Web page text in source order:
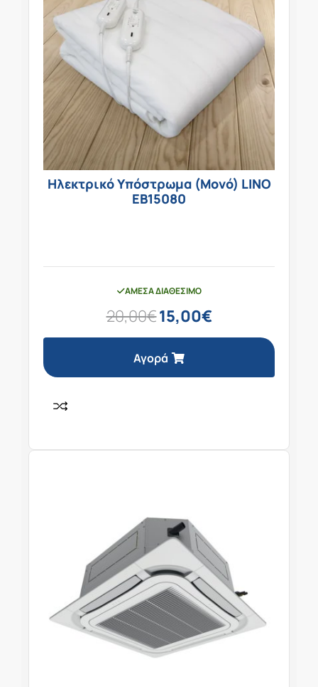
Ηλεκτρικό Υπόστρωμα (Μονό) LINO
EB15080
ΆΜΕΣΑ ΔΙΑΘΈΣΙΜΟ
20,00€15,00€
Αγορά